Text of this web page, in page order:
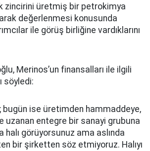
zincirini üretmiş bir petrokimya
değerlenmesi konusunda
ile görüş birliğine vardıklarını
Merinos’un finansalları ile ilgili
söyledi:
bugün ise üretimden hammaddeye,
uzanan entegre bir sanayi grubuna
halı görüyorsunuz ama aslında
bir şirketten söz etmiyoruz. Halıyı